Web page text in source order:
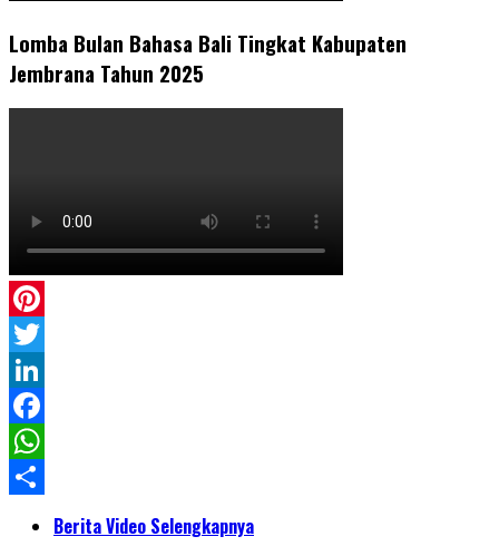
Lomba Bulan Bahasa Bali Tingkat Kabupaten
Jembrana Tahun 2025
Pinterest
Twitter
LinkedIn
Facebook
WhatsApp
ShareBerita Video Selengkapnya